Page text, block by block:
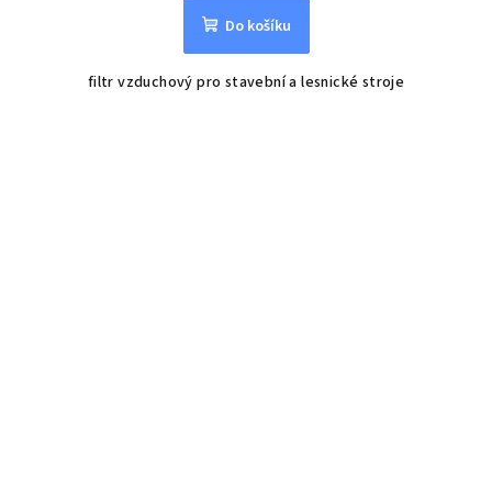
Do košíku
filtr vzduchový pro stavební a lesnické stroje